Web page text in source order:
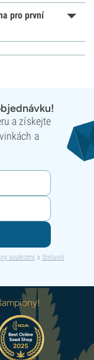
pro první
a získejte
a
soukromí a Smluvní